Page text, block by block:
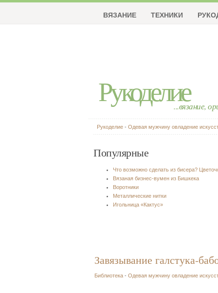
Рукоделие...вязание,
ВЯЗАНИЕ ТЕХНИКИ
Рукоделие - Одевая мужчину овладение
Популярные
Что возможно сделать из бисера?
Вязаная бизнес-вумен из Бишкека
Воротники
Металлические нитки
Игольница «Кактус»
Завязывание галстука-
Библиотека - Одевая мужчину овладение